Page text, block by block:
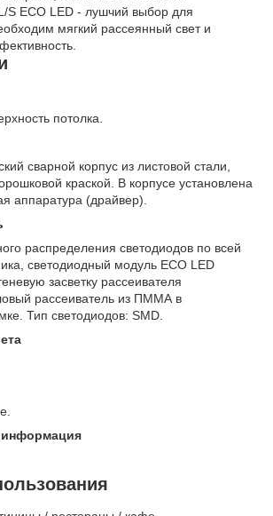
S ECO LED - лушчий выбор для
мягкий рассеянный свет и
потолка.
сварной корпус из листовой стали,
краской. В корпусе установлена
аппаратура (драйвер).
распределения светодиодов по всей
светодиодный модуль ECO LED
засветку рассеивателя
рассеиватель из ПММА в
Тип светодиодов: SMD.
информация